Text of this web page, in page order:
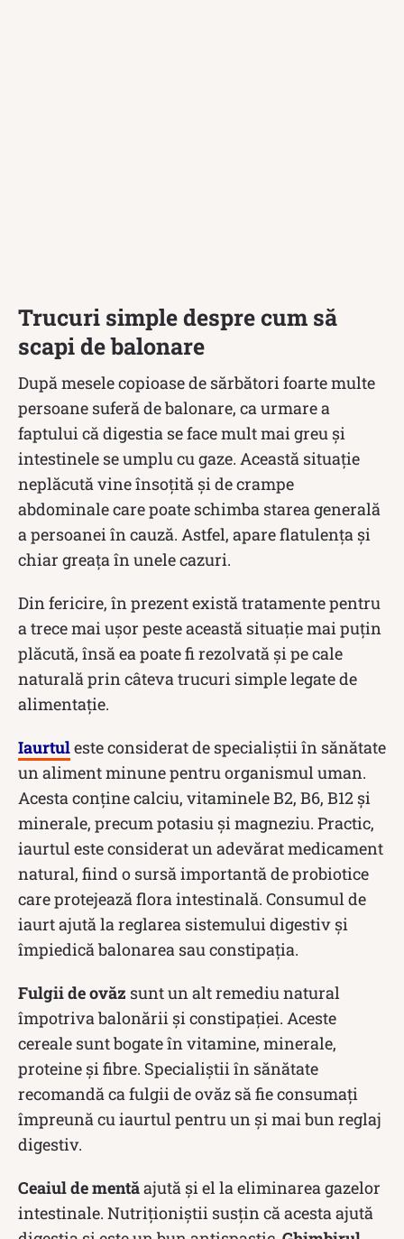
Trucuri simple despre cum să
scapi de balonare
După mesele copioase de sărbători foarte multe
persoane suferă de balonare, ca urmare a
faptului că digestia se face mult mai greu și
intestinele se umplu cu gaze. Această situație
neplăcută vine însoțită și de crampe
abdominale care poate schimba starea generală
a persoanei în cauză. Astfel, apare flatulența și
chiar greața în unele cazuri.
Din fericire, în prezent există tratamente pentru
a trece mai ușor peste această situație mai puțin
plăcută, însă ea poate fi rezolvată și pe cale
naturală prin câteva trucuri simple legate de
alimentație.
Iaurtuleste considerat de specialiștii în sănătate
un aliment minune pentru organismul uman.
Acesta conţine calciu, vitaminele B2, B6, B12 şi
minerale, precum potasiu şi magneziu. Practic,
iaurtul este considerat un adevărat medicament
natural, fiind o sursă importantă de probiotice
care protejează flora intestinală. Consumul de
iaurt ajută la reglarea sistemului digestiv și
împiedică balonarea sau constipația.
Fulgii de ovăz sunt un alt remediu natural
împotriva balonării și constipației. Aceste
cereale sunt bogate în vitamine, minerale,
proteine şi fibre. Specialiștii în sănătate
recomandă ca fulgii de ovăz să fie consumați
împreună cu iaurtul pentru un și mai bun reglaj
digestiv.
Ceaiul de mentăajută și el la eliminarea gazelor
intestinale. Nutriționiștii susțin că acesta ajută